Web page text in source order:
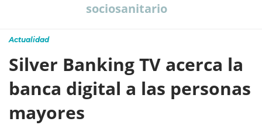
sociosanitario
Actualidad
Silver Banking TV acerca la
banca digital a las personas
mayores